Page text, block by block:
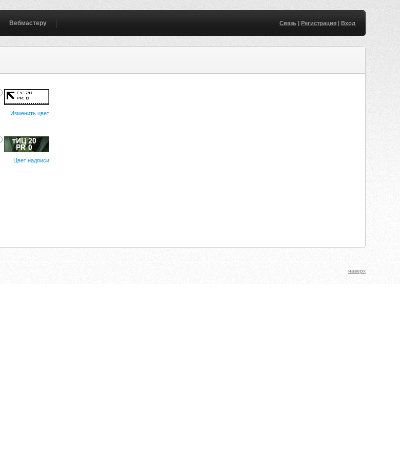
Вебмастеру Связь| Регистрация| Вход
Изменить цвет
Цвет надписи
наверх